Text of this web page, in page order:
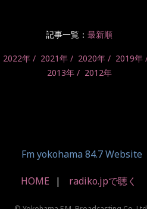
記事一覧： 最新順
2022年 2021年 2020年 2019年
2013年
2012年
Fm yokohama 84.7 Website
HOME radiko.jpで聴く